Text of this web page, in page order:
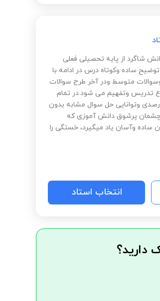
شاگرد از پایه تحصیلی فعلی
ساده وکوتاه درس در ادامه با
کتاب وسوالات متوسط ودر آخر طرح سوالات
تدریس وتفهیم می شود.در تمام
وتوانایی حل سوال مشابه بدون
چشمان پرشوق دانش آموزی که
ساده وآسان یاد میگیرد، خستگی را
انتخاب استاد
دارید؟